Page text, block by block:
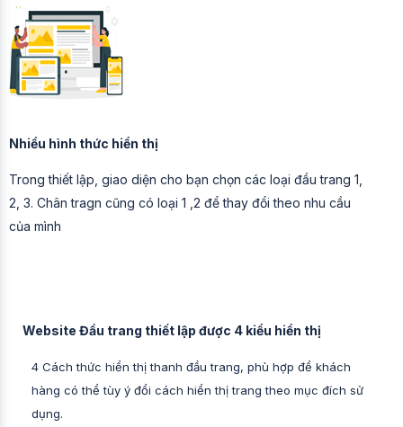
Nhiều hình thức hiển thị
Trong thiết lập, giao diện cho bạn chọn các loại đầu trang 1,
2, 3. Chân tragn cũng có loại 1 ,2 để thay đổi theo nhu cầu
của mình
Website Đầu trang thiết lập được 4 kiểu hiển thị
4 Cách thức hiển thị thanh đầu trang, phù hợp để khách
hàng có thể tùy ý đổi cách hiển thị trang theo mục đích sử
dụng.